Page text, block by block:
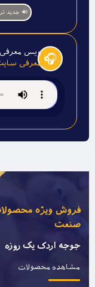
🔊 جدید
🎧 ویس معرفی
معرفی
فروش ویژه
صنعت
جوجه اردک یک روزه
مشاهده محصولات